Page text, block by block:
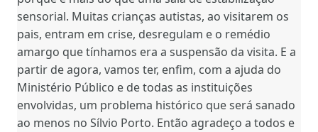
sensorial. Muitas crianças autistas, ao visitarem os
pais, entram em crise, desregulam e o remédio
amargo que tínhamos era a suspensão da visita. E a
partir de agora, vamos ter, enfim, com a ajuda do
Ministério Público e de todas as instituições
envolvidas, um problema histórico que será sanado
ao menos no Sílvio Porto. Então agradeço a todos e